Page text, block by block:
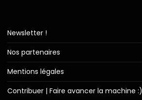
Newsletter !
Nos partenaires
Mentions légales
Contribuer | Faire avancer la machine :)